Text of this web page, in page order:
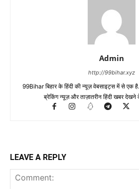
Admin
http://99bihar.xyz
99Bihar बिहार के हिंदी की न्यूज़ वेबसाइट्स में से एक
ब्रेकिंग न्यूज़ और ताज़ातरीन हिंदी खबर देखने
LEAVE A REPLY